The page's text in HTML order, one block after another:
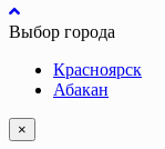
вернуться
к
Выбор города
Красноярск
Абакан
×